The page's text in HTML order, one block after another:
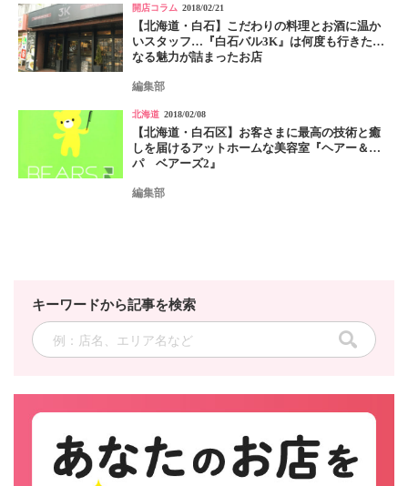
開店コラム 2018/02/21
【北海道・白石】こだわりの料理とお酒に温か
いスタッフ…『白石バル3K』は何度も行きたく
なる魅力が詰まったお店
編集部
北海道 2018/02/08
【北海道・白石区】お客さまに最高の技術と癒
しを届けるアットホームな美容室『ヘアー＆ス
パ ベアーズ2』
編集部
キーワードから記事を検索